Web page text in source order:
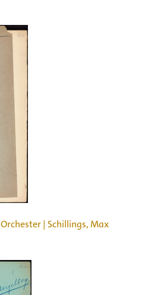
| Schillings, Max